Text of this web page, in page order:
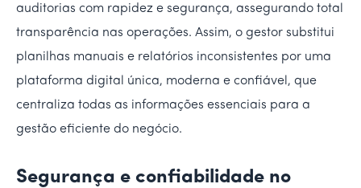
auditorias com rapidez e segurança, assegurando total
transparência nas operações. Assim, o gestor substitui
planilhas manuais e relatórios inconsistentes por uma
plataforma digital única, moderna e confiável, que
centraliza todas as informações essenciais para a
gestão eficiente do negócio.
Segurança e confiabilidade no